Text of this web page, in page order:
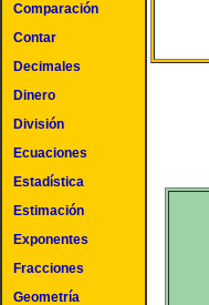
Comparación
Contar
Decimales
Dinero
División
Ecuaciones
Estadística
Estimación
Exponentes
Fracciones
Geometría